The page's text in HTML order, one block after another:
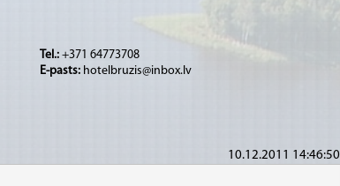
Tel.: +371 64773708
E-pasts: hotelbruzis@inbox.lv
10.12.2011 14:46:50